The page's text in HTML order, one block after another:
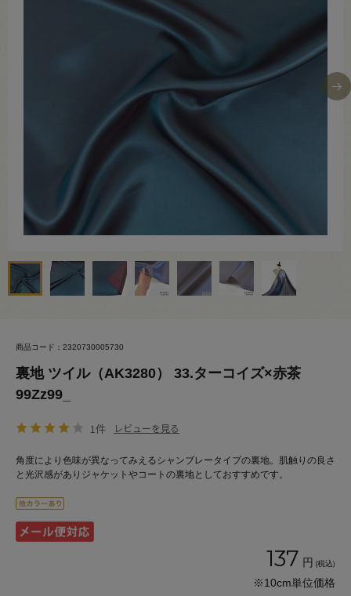
商品コード：2320730005730
裏地 ツイル（AK3280） 33.ターコイズ×赤茶
99Zz99_
1件 レビューを見る
角度により色味が異なってみえるシャンブレータイプの裏地。肌触りの良さ
と光沢感がありジャケットやコートの裏地としておすすめです。
137 円 (税込)
※10cm単位価格